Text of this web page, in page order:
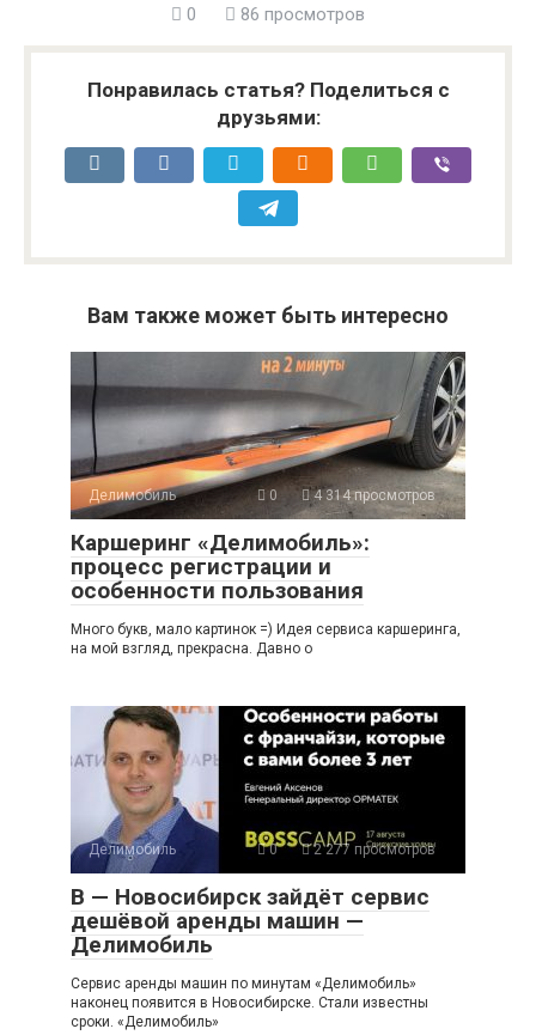
0 86 просмотров
Понравилась статья? Поделиться с
друзьями:
Вам также может быть интересно
Делимобиль 0 4 314 просмотров
Каршеринг «Делимобиль»:
процесс регистрации и
особенности пользования
Много букв, мало картинок =) Идея сервиса каршеринга,
на мой взгляд, прекрасна. Давно о
Делимобиль 0 2 277 просмотров
В — Новосибирск зайдёт сервис
дешёвой аренды машин —
Делимобиль
Сервис аренды машин по минутам «Делимобиль»
наконец появится в Новосибирске. Стали известны
сроки. «Делимобиль»